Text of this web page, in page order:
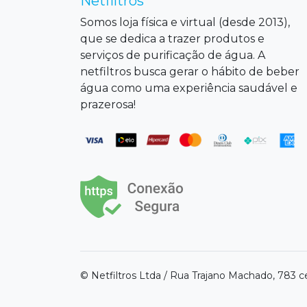
Somos loja física e virtual (desde 2013),
que se dedica a trazer produtos e
serviços de purificação de água. A
netfiltros busca gerar o hábito de beber
água como uma experiência saudável e
prazerosa!
© Netfiltros Ltda / Rua Trajano Machado, 783